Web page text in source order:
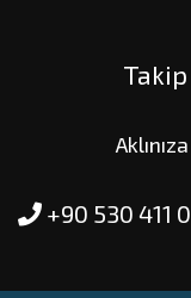
+90 530 411